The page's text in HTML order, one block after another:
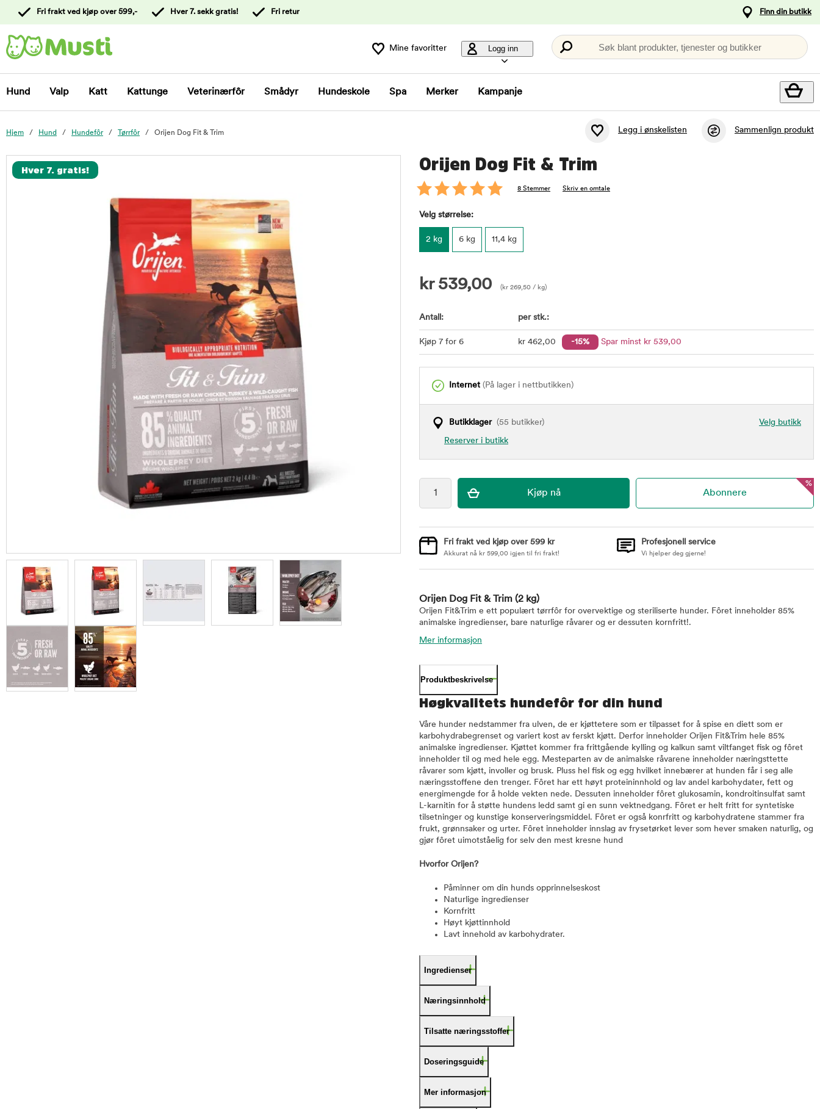
kundeservice
Fri frakt ved kjøp over 599,- Hver 7. sekk gratis! Fri retur Finn din butikk
Mine favoritter Logg inn Søk blant produkter, tjenester og butikker
Hund Valp Katt Kattunge Veterinærfôr Smådyr Hundeskole Spa Merker Kampanje
Hjem Hund Hundefôr Tørrfôr Orijen Dog Fit & Trim Legg i ønskelisten Sammenlign produkt
Orijen Dog Fit & Trim
8 Stemmer Skriv en omtale
Hver 7. gratis!
Velg størrelse:
2 kg 6 kg 11,4 kg
kr 539,00 ( kr 269,50 / kg)
Antall: per stk.:
Kjøp 7 for 6 kr 462,00 -15% Spar minst kr 539,00
Internet (På lager i nettbutikken)
Velg butikk
Butikklager(55 butikker)
Reserver i butikk
foo
%
Fri frakt ved kjøp over 599 kr
Akkurat nå kr 599,00 igjen til fri frakt!
Profesjonell service
Vi hjelper deg gjerne!
Orijen Dog Fit & Trim (2 kg)
Orijen Fit&Trim e ett populært tørrfôr for overvektige og steriliserte hunder. Fôret inneholder 85%
animalske ingredienser, bare naturlige råvarer og er dessuten kornfritt!.
Mer informasjon
Produktbeskrivelse
Høgkvalitets hundefôr for din hund
Våre hunder nedstammer fra ulven, de er kjøttetere som er tilpasset for å spise en diett som er
karbohydrabegrenset og variert kost av ferskt kjøtt. Derfor inneholder Orijen Fit&Trim hele 85%
animalske ingredienser. Kjøttet kommer fra frittgående kylling og kalkun samt viltfanget fisk og fôret
inneholder til og med hele egg. Mesteparten av de animalske råvarene inneholder næringsttette
råvarer som kjøtt, involler og brusk. Pluss hel fisk og egg hvilket innebærer at hunden får i seg alle
næringsstoffene den trenger. Fôret har ett høyt proteininnhold og lav andel karbohydater, fett og
energimengde for å holde vekten nede. Dessuten inneholder fôret glukosamin, kondroitinsulfat samt
L-karnitin for å støtte hundens ledd samt gi en sunn vektnedgang. Fôret er helt fritt for syntetiske
tilsetninger og kunstige konserveringsmiddel. Fôret er også konrfritt og karbohydratene stammer fra
frukt, grønnsaker og urter. Fôret inneholder innslag av frysetørket lever som hever smaken naturlig, og
gjør fôret uimotståelig for selv den mest kresne hund
Hvorfor Orijen?
Påminner om din hunds opprinnelseskost
Naturlige ingredienser
Kornfritt
Høyt kjøttinnhold
Lavt innehold av karbohydrater.
Ingredienser
Næringsinnhold
Tilsatte næringsstoffer
Doseringsguide
Mer informasjon